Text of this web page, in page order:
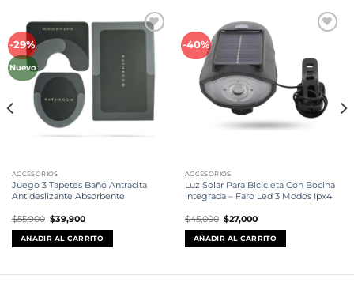
-29%
Nuevo
ACCESORIOS
Juego 3 Tapetes Baño Antracita
Antideslizante Absorbente
$55,900 El
precio
original
era:
$55,900.
$39,900El
actual
es:
$39,900.
AÑADIR AL CARRITO
-40%
lista de
deseos
ACCESORIOS
Luz Solar Para Bicicleta Con Bocina
Integrada – Faro Led 3 Modos Ipx4
$45,000 El
precio
original
era:
$45,000.
$27,000El
actual
es:
$27,000.
AÑADIR AL CARRITO